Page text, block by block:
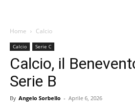
Home Calcio
Calcio Serie C
Calcio, il
Serie B
By Angelo Sorbello - Aprile 6, 2026